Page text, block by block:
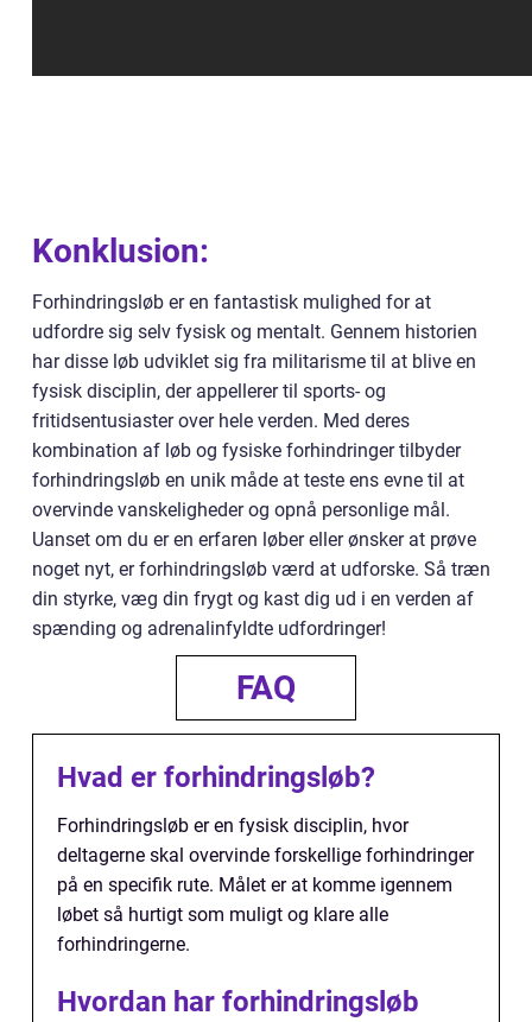
Konklusion:
Forhindringsløb er en fantastisk mulighed for at
udfordre sig selv fysisk og mentalt. Gennem historien
har disse løb udviklet sig fra militarisme til at blive en
fysisk disciplin, der appellerer til sports- og
fritidsentusiaster over hele verden. Med deres
kombination af løb og fysiske forhindringer tilbyder
forhindringsløb en unik måde at teste ens evne til at
overvinde vanskeligheder og opnå personlige mål.
Uanset om du er en erfaren løber eller ønsker at prøve
noget nyt, er forhindringsløb værd at udforske. Så træn
din styrke, væg din frygt og kast dig ud i en verden af
spænding og adrenalinfyldte udfordringer!
FAQ
Hvad er forhindringsløb?
Forhindringsløb er en fysisk disciplin, hvor
deltagerne skal overvinde forskellige forhindringer
på en specifik rute. Målet er at komme igennem
løbet så hurtigt som muligt og klare alle
forhindringerne.
Hvordan har forhindringsløb